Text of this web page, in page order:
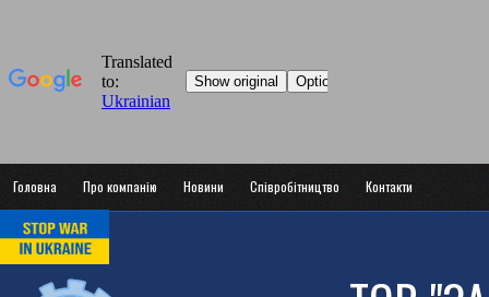
Головна Про компанію Новини Співробітництво Контакти